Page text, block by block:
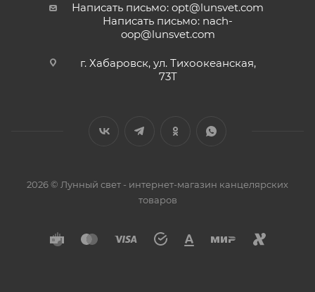
Написать письмо: opt@lunsvet.com
Написать письмо: nach-
oop@lunsvet.com
г. Хабаровск, ул. Тихоокеанская,
73Т
2026 © Лунный свет - интернет-магазин канцелярских
товаров